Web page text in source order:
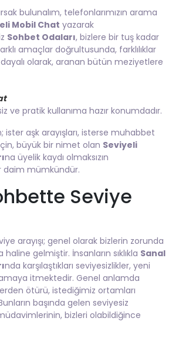
bulunalım, telefonlarımızın arama
Mobil Chat yazarak
Sohbet Odaları, bizlere bir tuş kadar
amaçlar doğrultusunda, farklılıklar
olarak, aranan bütün meziyetlere
ve pratik kullanıma hazır konumdadır.
ister aşk arayışları, isterse muhabbet
büyük bir nimet olan Seviyeli
na üyelik kaydı olmaksızın
daim mümkündür.
Seviye
arayışı; genel olarak bizlerin zorunda
haline gelmiştir. İnsanların sıklıkla Sanal
nda karşılaştıkları seviyesizlikler, yeni
itmektedir. Genel anlamda
ötürü, istediğimiz ortamları
başında gelen seviyesiz
bizleri olabildiğince